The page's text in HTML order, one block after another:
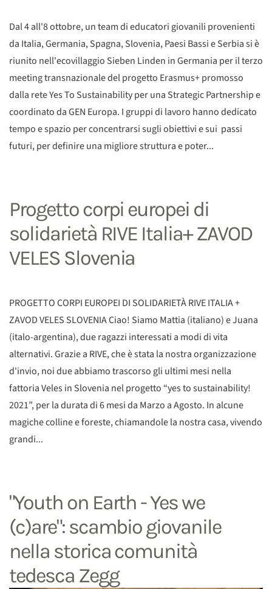
Dal 4 all'8 ottobre, un team di educatori giovanili provenienti
da Italia, Germania, Spagna, Slovenia, Paesi Bassi e Serbia si è
riunito nell'ecovillaggio Sieben Linden in Germania per il terzo
meeting transnazionale del progetto Erasmus+ promosso
dalla rete Yes To Sustainability per una Strategic Partnership e
coordinato da GEN Europa. I gruppi di lavoro hanno dedicato
tempo e spazio per concentrarsi sugli obiettivi e sui passi
futuri, per definire una migliore struttura e poter...
Progetto corpi europei di
solidarietà RIVE Italia+ ZAVOD
VELES Slovenia
PROGETTO CORPI EUROPEI DI SOLIDARIETÀ RIVE ITALIA +
ZAVOD VELES SLOVENIA Ciao! Siamo Mattia (italiano) e Juana
(italo-argentina), due ragazzi interessati a modi di vita
alternativi. Grazie a RIVE, che è stata la nostra organizzazione
d'invio, noi due abbiamo trascorso gli ultimi mesi nella
fattoria Veles in Slovenia nel progetto “yes to sustainability!
2021”, per la durata di 6 mesi da Marzo a Agosto. In alcune
magiche colline e foreste, chiamandole la nostra casa, vivendo
grandi...
"Youth on Earth - Yes we
(c)are": scambio giovanile
nella storica comunità
tedesca Zegg